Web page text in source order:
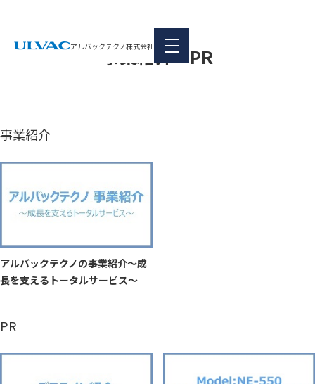
アルバックテクノ株式会社
事業紹介・PR
事業紹介
アルバックテクノの事業紹介～成
長を支えるトータルサービス～
PR